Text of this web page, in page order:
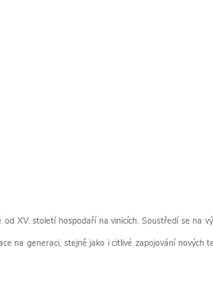
XV. století hospodaří na vinicích. Soustředí se na
na generaci, stejně jako i citlivé zapojování nových